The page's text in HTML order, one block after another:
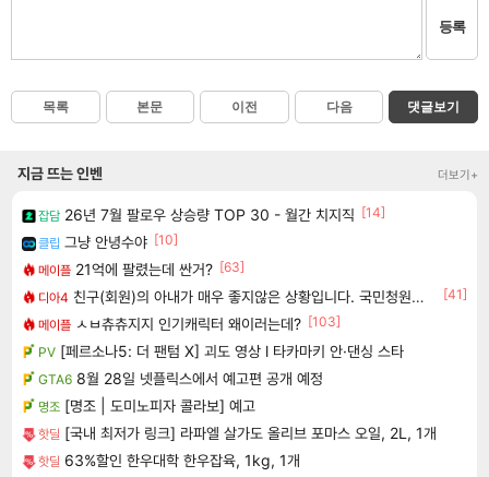
등록
목록 본문 이전 다음 댓글보기
지금 뜨는 인벤 더보기+
잡담 26년 7월 팔로우 상승량 TOP 30 - 월간 치지직 [14]
클립 그냥 안녕수야 [10]
메이플 21억에 팔렸는데 싼거? [63]
디아4 친구(회원)의 아내가 매우 좋지않은 상황입니다. 국민청원동의를 부탁드립니다.(췌장암 신약)
[41]
메이플 ㅅㅂ츄츄지지 인기캐릭터 왜이러는데? [103]
PV [페르소나5: 더 팬텀 X] 괴도 영상 l 타카마키 안·댄싱 스타
GTA6 8월 28일 넷플릭스에서 예고편 공개 예정
명조 [명조 | 도미노피자 콜라보] 예고
핫딜 [국내 최저가 링크] 라파엘 살가도 올리브 포마스 오일, 2L, 1개
핫딜 63%할인 한우대학 한우잡육, 1kg, 1개